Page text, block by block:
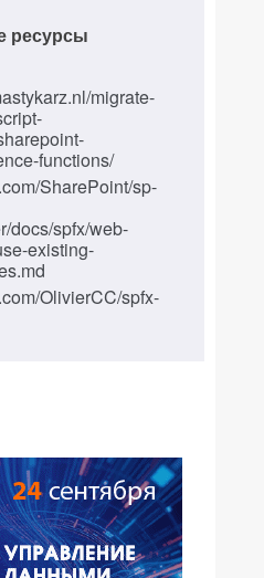
ресурсы
migrate-
functions/
SharePoint/sp-
docs/spfx/web-
existing-
OlivierCC/spfx-